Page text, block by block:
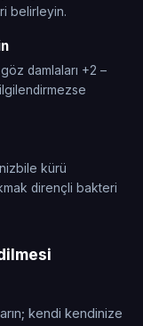
belirleyin.
damlaları +2 –
kürü
dirençli bakteri
kendi kendinize